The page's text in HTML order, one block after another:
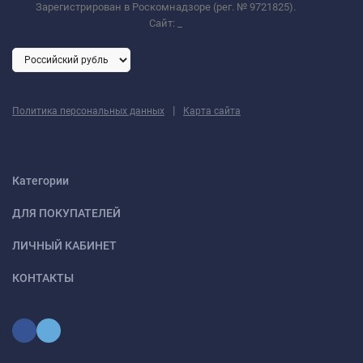
Зарегистрирован в Роскомнадзоре (рег. № 9721825).
Сайт:
Политика персональных данных | Карта сайта
Категории
ДЛЯ ПОКУПАТЕЛЕЙ
ЛИЧНЫЙ КАБИНЕТ
КОНТАКТЫ